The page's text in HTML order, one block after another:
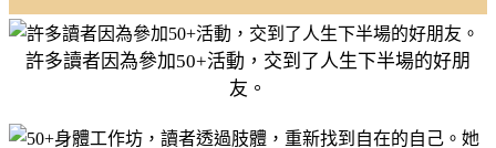
許多讀者因為參加50+活動，交到了人生下半場的好朋
友。